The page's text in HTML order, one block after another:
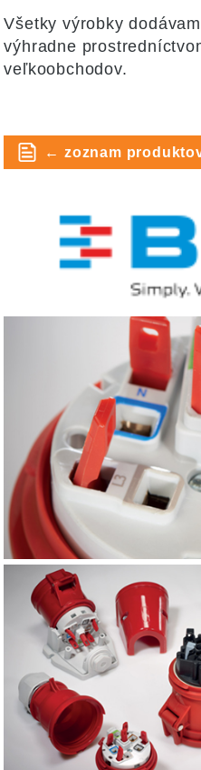
Všetky výrobky
výhradne
veľkoobchodov.
← zoznam